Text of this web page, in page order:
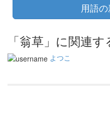
用語
「翁草」に関連
よつこ